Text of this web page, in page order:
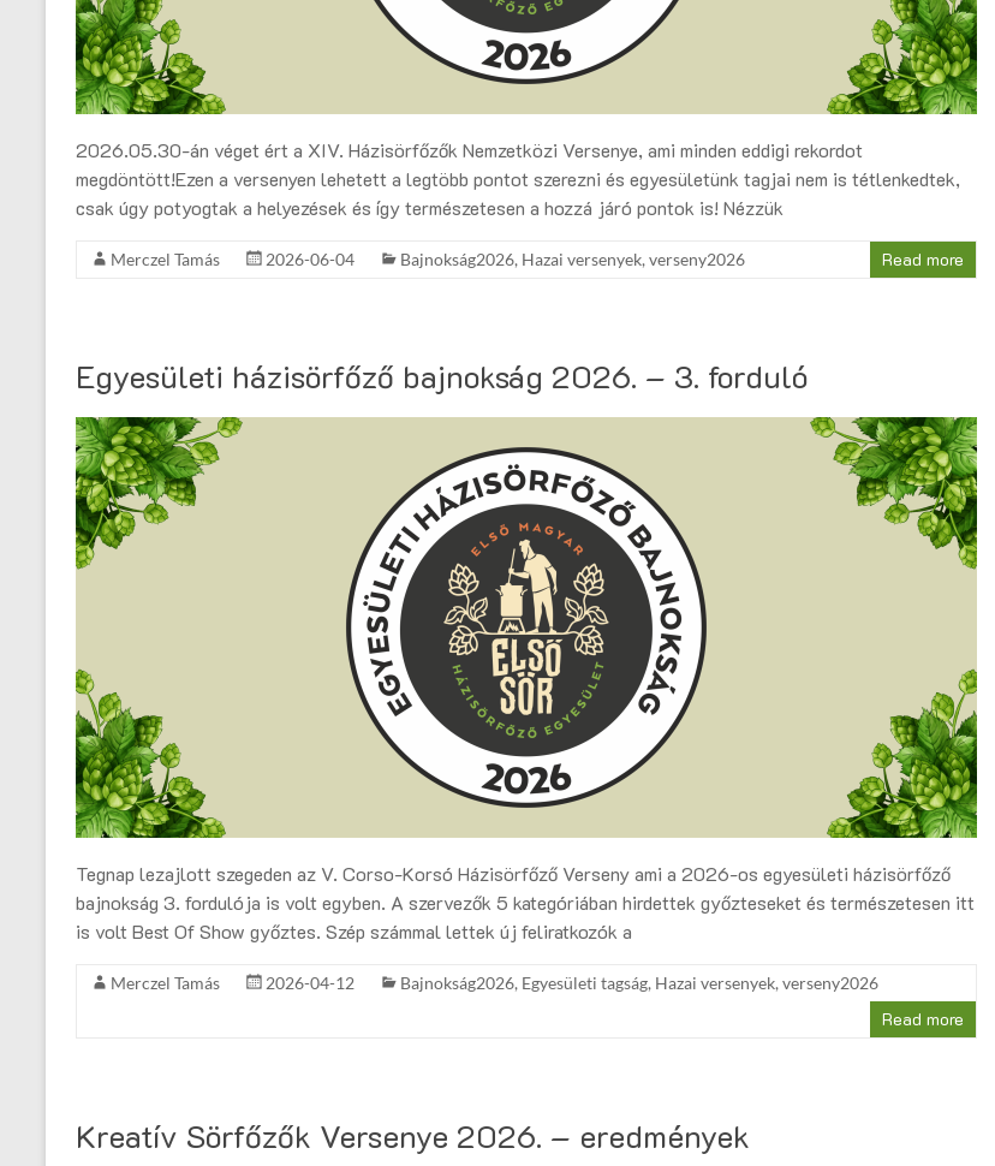
2026.05.30-án véget ért a XIV. Házisörfőzők Nemzetközi Versenye, ami minden eddigi rekordot
megdöntött!Ezen a versenyen lehetett a legtöbb pontot szerezni és egyesületünk tagjai nem is tétlenkedtek,
csak úgy potyogtak a helyezések és így természetesen a hozzá járó pontok is! Nézzük
Merczel Tamás 2026-06-04 Bajnokság2026, Hazai versenyek, verseny2026 Read more
Egyesületi házisörfőző bajnokság 2026. – 3. forduló
Tegnap lezajlott szegeden az V. Corso-Korsó Házisörfőző Verseny ami a 2026-os egyesületi házisörfőző
bajnokság 3. fordulója is volt egyben. A szervezők 5 kategóriában hirdettek győzteseket és természetesen itt
is volt Best Of Show győztes. Szép számmal lettek új feliratkozók a
Merczel Tamás 2026-04-12 Bajnokság2026, Egyesületi tagság, Hazai versenyek, verseny2026
Read more
Kreatív Sörfőzők Versenye 2026. – eredmények